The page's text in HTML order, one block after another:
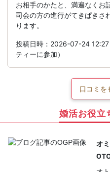
お相手のかたと、満遍なくお
司会の方の進行がてきぱきさ
ります。
投稿日時：2026-07-24
ティーに参加）
口コミを
婚活お役立
オ